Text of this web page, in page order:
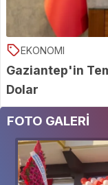
EKONOMI
Gaziantep'in
Dolar
FOTO GALERİ